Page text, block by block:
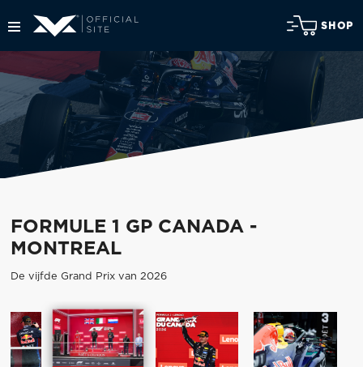
SHOP
FORMULE 1 GP CANADA -
MONTREAL
De vijfde Grand Prix van 2026